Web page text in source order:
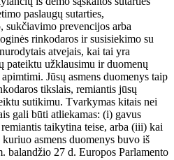
paslaugų sutarties,
sukčiavimo prevencijos arba
rinkodaros ir susisiekimo su
atvejais, kai tai yra
pateiktu užklausimu ir duomenų
Jūsų asmens duomenys taip
tikslais, remiantis jūsų
sutikimu. Tvarkymas kitais nei
gali būti atliekamas: (i) gavus
taikytina teise, arba (iii) kai
asmens duomenys buvo iš
balandžio 27 d. Europos Parlamento